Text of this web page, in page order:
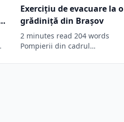
Exercițiu de evacuare la o
grădiniță din Brașov
2 minutes read 204 words
Pompierii din cadrul
au desfășurat, astăzi,…